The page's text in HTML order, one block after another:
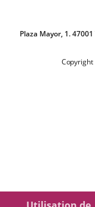
Plaza Mayor, 1.